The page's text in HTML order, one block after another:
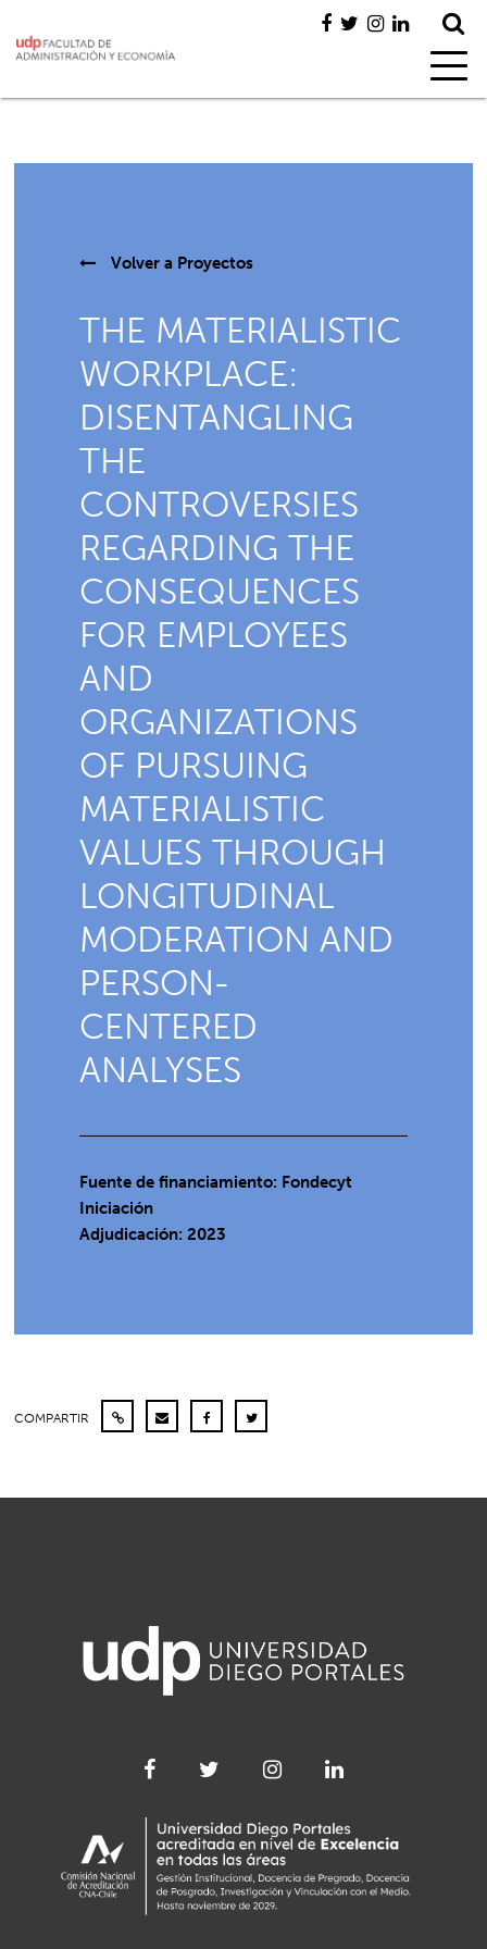
Volver a Proyectos
THE MATERIALISTIC
WORKPLACE:
DISENTANGLING
THE
CONTROVERSIES
REGARDING THE
CONSEQUENCES
FOR EMPLOYEES
AND
ORGANIZATIONS
OF PURSUING
MATERIALISTIC
VALUES THROUGH
LONGITUDINAL
MODERATION AND
PERSON-
CENTERED
ANALYSES
Fuente de financiamiento: Fondecyt
Iniciación
Adjudicación: 2023
COMPARTIR